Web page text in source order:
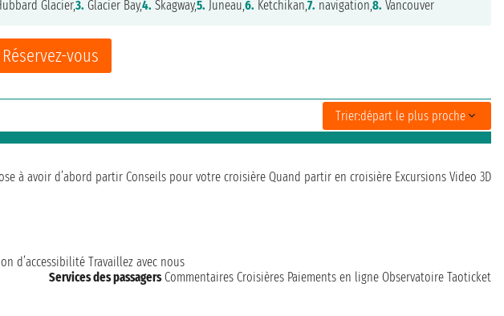
Réservez-vous
Glacier,3. Glacier Bay,4. Skagway,5. Juneau,6. Ketchikan,7. navigation,8. Vancouver
Trier:départ le plus proche
à avoir d’abord partir Conseils pour votre croisière Quand partir en croisière Excursions Video 3D
d’accessibilité Travaillez avec nous
Services des passagers Commentaires Croisières Paiements en ligne Observatoire Taoticket